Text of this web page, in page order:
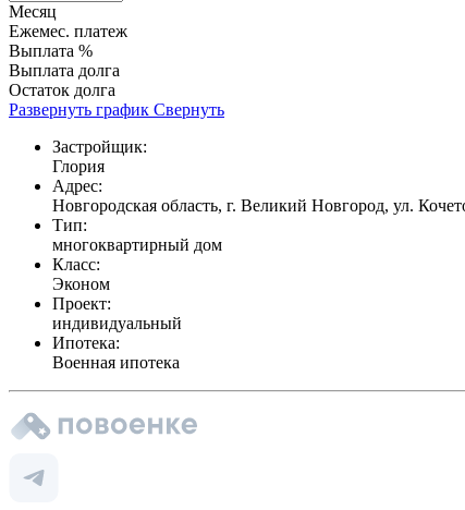
Месяц
Ежемес. платеж
Выплата %
Выплата долга
Остаток долга
Развернуть график Свернуть
Застройщик:
Глория
Адрес:
Новгородская область, г. Великий Новгород, ул.
Тип:
многоквартирный дом
Класс:
Эконом
Проект:
индивидуальный
Ипотека:
Военная ипотека